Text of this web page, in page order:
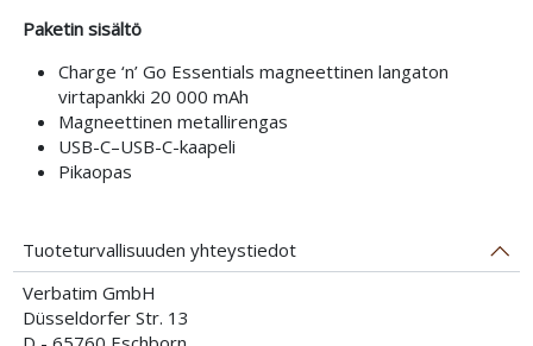
Paketin sisältö
Charge ‘n’ Go Essentials magneettinen langaton
virtapankki 20 000 mAh
Magneettinen metallirengas
USB-C–USB-C-kaapeli
Pikaopas
Tuoteturvallisuuden yhteystiedot
Verbatim GmbH
Düsseldorfer Str. 13